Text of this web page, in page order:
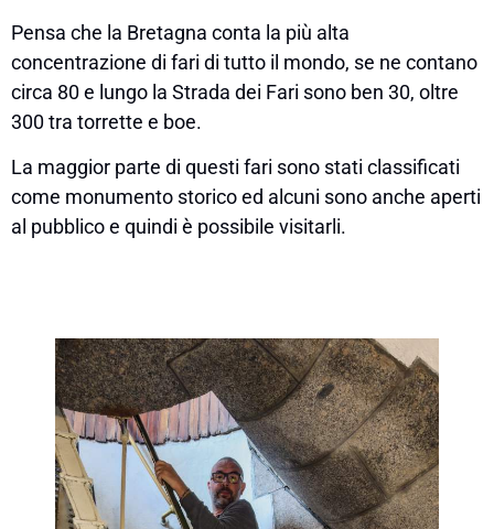
Pensa che la Bretagna conta la più alta
concentrazione di fari di tutto il mondo, se ne contano
circa 80 e lungo la Strada dei Fari sono ben 30, oltre
300 tra torrette e boe.
La maggior parte di questi fari sono stati classificati
come monumento storico ed alcuni sono anche aperti
al pubblico e quindi è possibile visitarli.